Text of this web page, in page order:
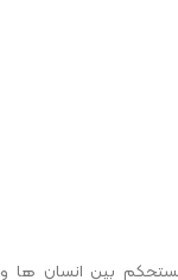
بین انسان ها و